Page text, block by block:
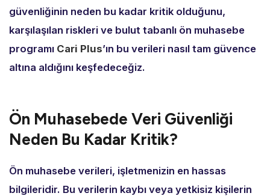
güvenliğinin neden bu kadar kritik olduğunu,
karşılaşılan riskleri ve bulut tabanlı ön muhasebe
programı Cari Plus’ın bu verileri nasıl tam güvence
altına aldığını keşfedeceğiz.
Ön Muhasebede Veri Güvenliği
Neden Bu Kadar Kritik?
Ön muhasebe verileri, işletmenizin en hassas
bilgileridir. Bu verilerin kaybı veya yetkisiz kişilerin